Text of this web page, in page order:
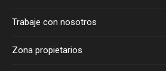
Trabaje con nosotros
Zona propietarios